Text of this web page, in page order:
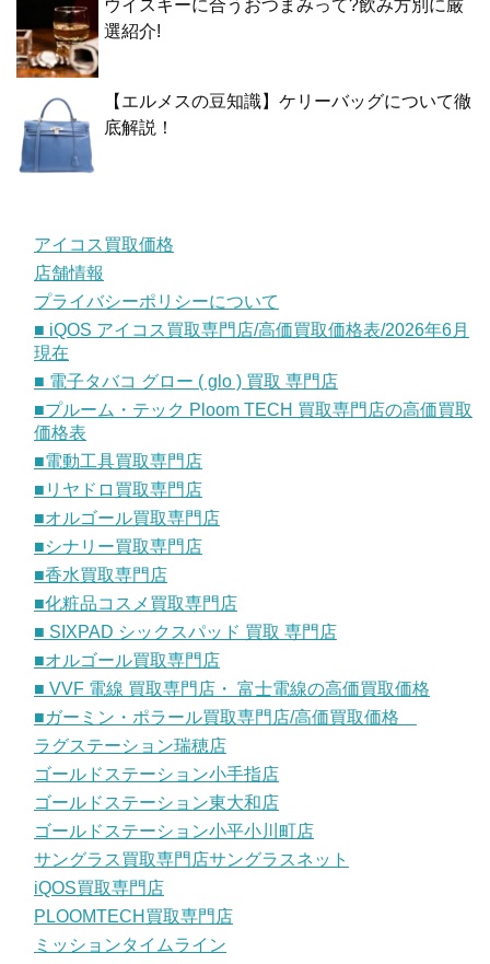
ウイスキーに合うおつまみって?飲み方別に厳
選紹介!
【エルメスの豆知識】ケリーバッグについて徹
底解説！
アイコス買取価格
店舗情報
プライバシーポリシーについて
■ iQOS アイコス買取専門店/高価買取価格表/2026年6月
現在
■ 電子タバコ グロー ( glo ) 買取 専門店
■プルーム・テック Ploom TECH 買取専門店の高価買取
価格表
■電動工具買取専門店
■リヤドロ買取専門店
■オルゴール買取専門店
■シナリー買取専門店
■香水買取専門店
■化粧品コスメ買取専門店
■ SIXPAD シックスパッド 買取 専門店
■オルゴール買取専門店
■ VVF 電線 買取専門店・ 富士電線の高価買取価格
■ガーミン・ポラール買取専門店/高価買取価格
ラグステーション瑞穂店
ゴールドステーション小手指店
ゴールドステーション東大和店
ゴールドステーション小平小川町店
サングラス買取専門店サングラスネット
iQOS買取専門店
PLOOMTECH買取専門店
ミッションタイムライン